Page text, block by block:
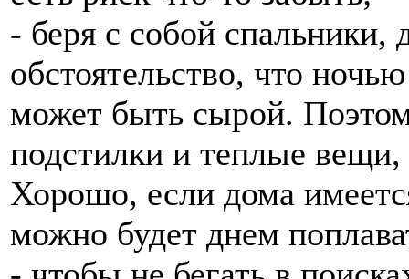
- беря с собой спальники,
обстоятельство, что
может быть сырой.
подстилки и теплые
Хорошо, если дома
можно будет днем